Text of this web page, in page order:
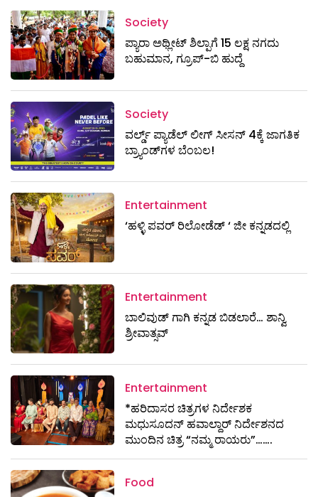
Society
ಪ್ಯಾರಾ ಅಥ್ಲೀಟ್ ಶಿಲ್ಪಾಗೆ 15 ಲಕ್ಷ ನಗದು
ಬಹುಮಾನ, ಗ್ರೂಪ್-ಬಿ ಹುದ್ದೆ
Society
ವರ್ಲ್ಡ್ ಪ್ಯಾಡೆಲ್ ಲೀಗ್ ಸೀಸನ್ 4ಕ್ಕೆ ಜಾಗತಿಕ
ಬ್ರ್ಯಾಂಡ್‌ಗಳ ಬೆಂಬಲ!
Entertainment
‘ಹಳ್ಳಿ ಪವರ್ ರಿಲೋಡೆಡ್ ‘ ಜೀ ಕನ್ನಡದಲ್ಲಿ
Entertainment
ಬಾಲಿವುಡ್ ಗಾಗಿ ಕನ್ನಡ ಬಿಡಲಾರೆ… ಶಾನ್ವಿ
ಶ್ರೀವಾತ್ಸವ್
Entertainment
*ಹರಿದಾಸರ ಚಿತ್ರಗಳ ನಿರ್ದೇಶಕ
ಮಧುಸೂದನ್ ಹವಾಲ್ದಾರ್ ನಿರ್ದೇಶನದ
ಮುಂದಿನ ಚಿತ್ರ “ನಮ್ಮ ರಾಯರು”…….
Food